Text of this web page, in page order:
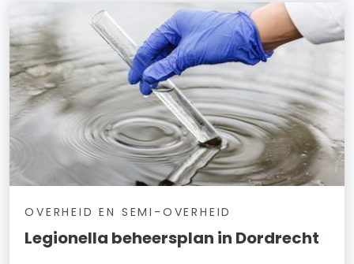
OVERHEID EN SEMI-OVERHEID
Legionella beheersplan in Dordrecht